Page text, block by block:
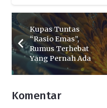
Kupas Tuntas
“Rasio Emas”,
Rumus Terhebat
Yang Pernah Ada
Komentar